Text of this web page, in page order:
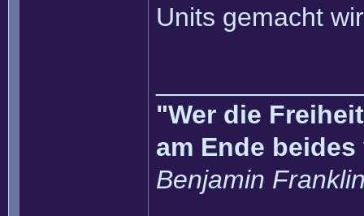
Units gemacht
"Wer die
am Ende
Benjamin